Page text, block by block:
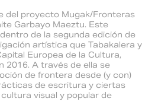
del proyecto Mugak/Fronteras
Garbayo Maeztu. Este
de la segunda edición de
artística que Tabakalera y
Europea de la Cultura,
2016. A través de ella se
de frontera desde (y con)
de escritura y ciertas
visual y popular de